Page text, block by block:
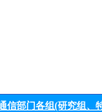
信部门各组(研究组、